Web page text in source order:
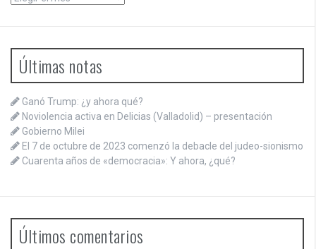
Últimas notas
Ganó Trump: ¿y ahora qué?
Noviolencia activa en Delicias (Valladolid) – presentación
Gobierno Milei
El 7 de octubre de 2023 comenzó la debacle del judeo-sionismo
Cuarenta años de «democracia»: Y ahora, ¿qué?
Últimos comentarios